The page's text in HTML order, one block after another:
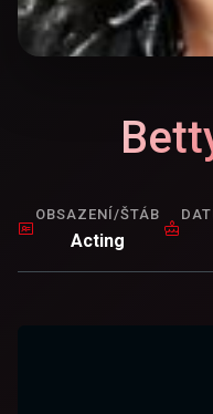
OBSAZENÍ/ŠTÁB
Acting